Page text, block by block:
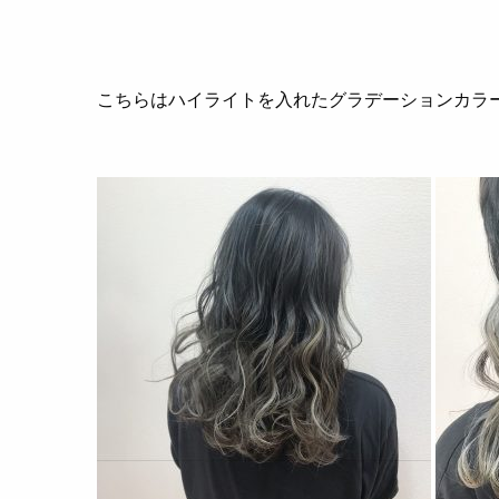
こちらはハイライトを入れたグラデーションカラ